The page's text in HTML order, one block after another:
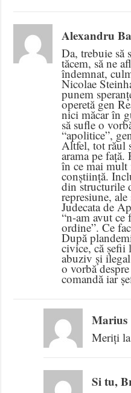
Alexandru
Da, trebuie să
tăcem, să ne
îndemnat,
Nicolae
punem
operetă gen
nici măcar în
să sufle o
“apolitice”,
Altfel, tot răul
arama pe
în ce mai mult
conștiință.
din structurile
represiune,
Judecata de
“n-am avut
ordine”. Ce
După
civice, că șefii
abuziv și
o vorbă
comandă iar
Marius
Meriți
Si tu,